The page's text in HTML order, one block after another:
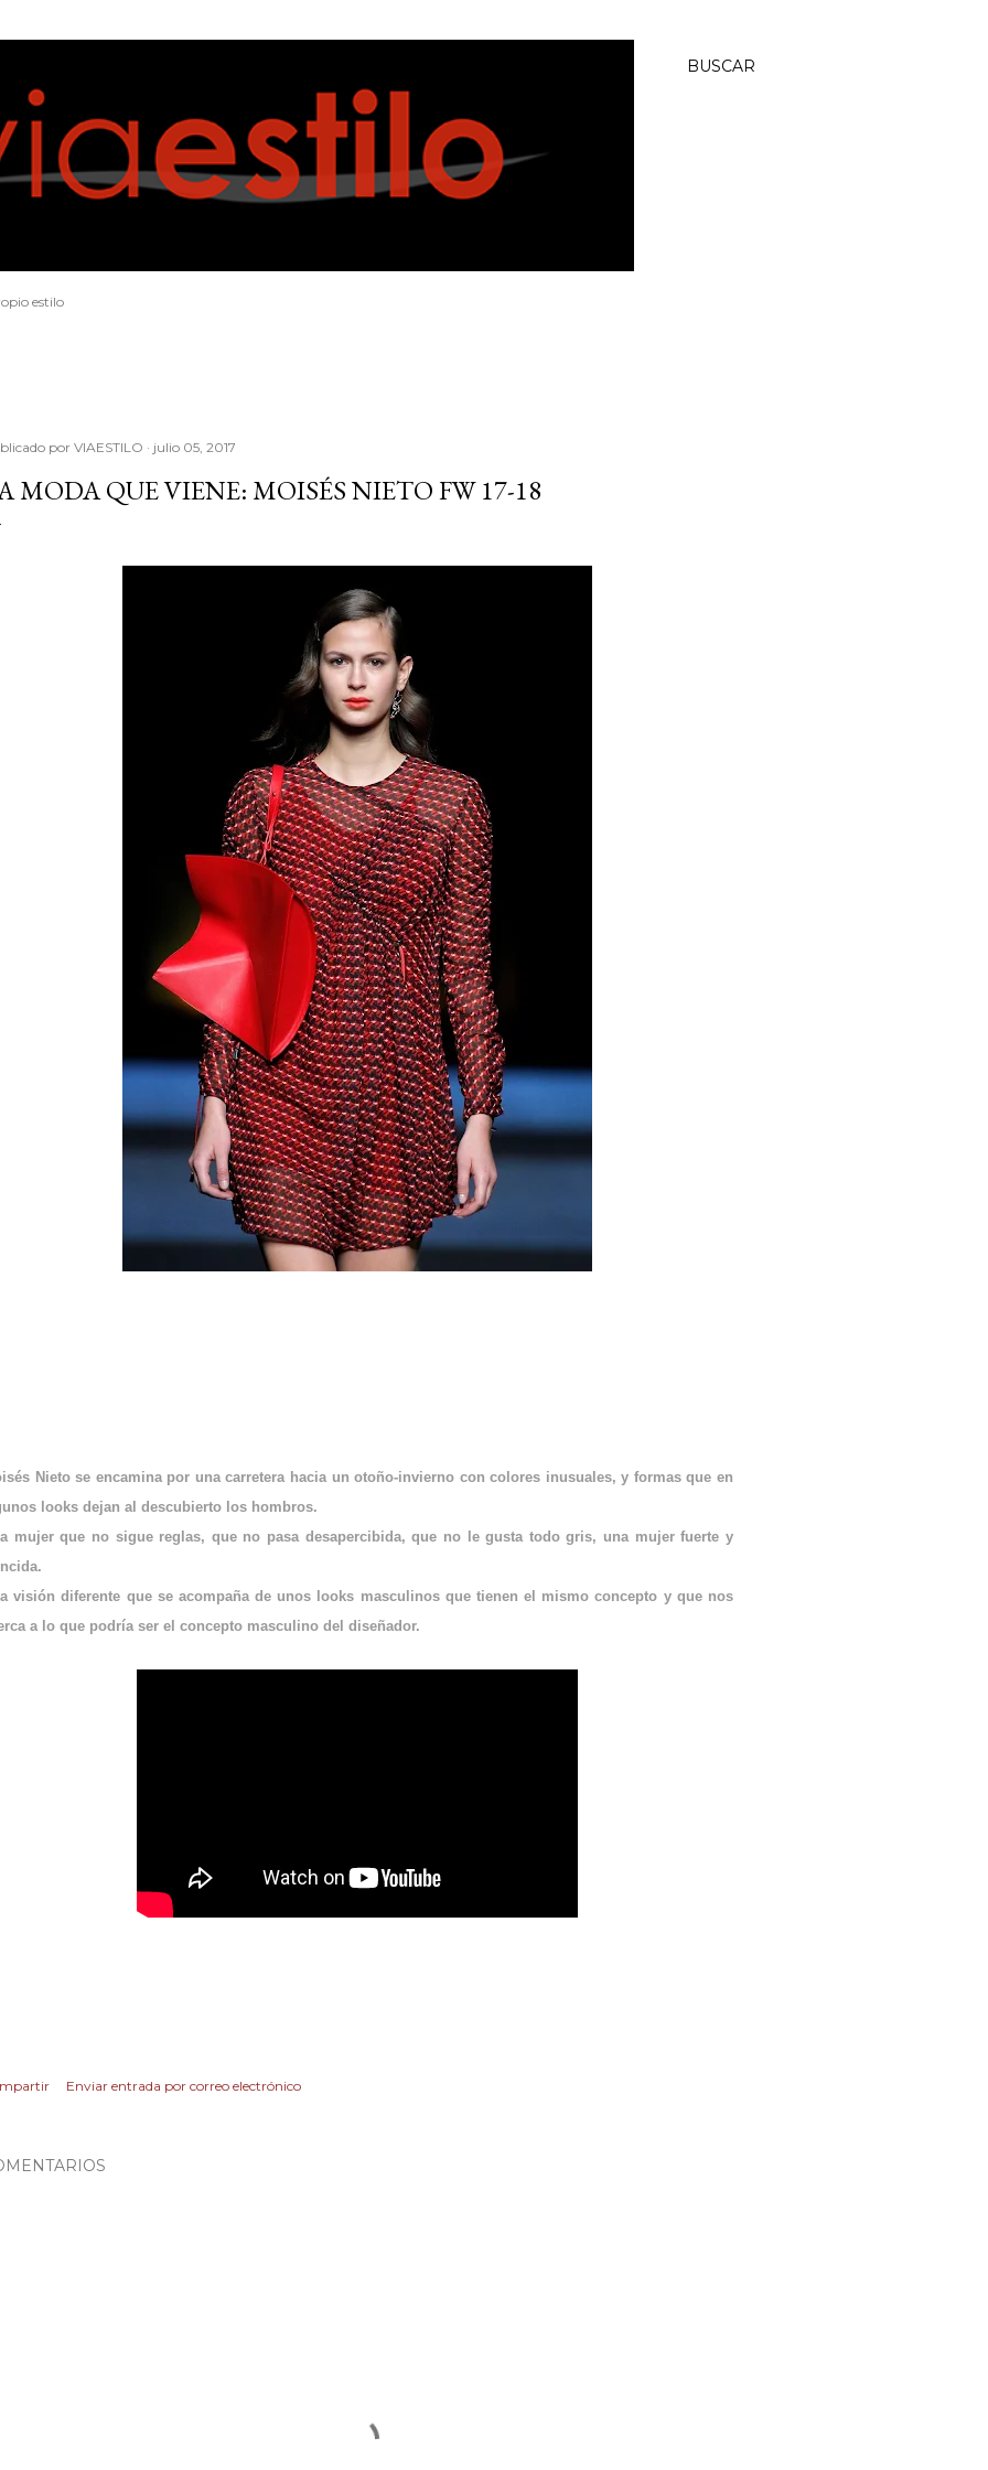
BUSCAR
estilo
por VIAESTILO julio 05, 2017
MODA QUE VIENE: MOISÉS NIETO FW 17-18
Nieto se encamina por una carretera hacia un otoño-invierno con colores inusuales, y formas que en
looks dejan al descubierto los hombros.
mujer que no sigue reglas, que no pasa desapercibida, que no le gusta todo gris, una mujer fuerte y
visión diferente que se acompaña de unos looks masculinos que tienen el mismo concepto y que nos
a lo que podría ser el concepto masculino del diseñador.
Enviar entrada por correo electrónico